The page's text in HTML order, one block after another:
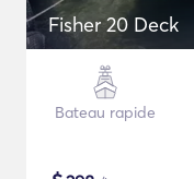
Fisher 20 Deck
Bateau rapide